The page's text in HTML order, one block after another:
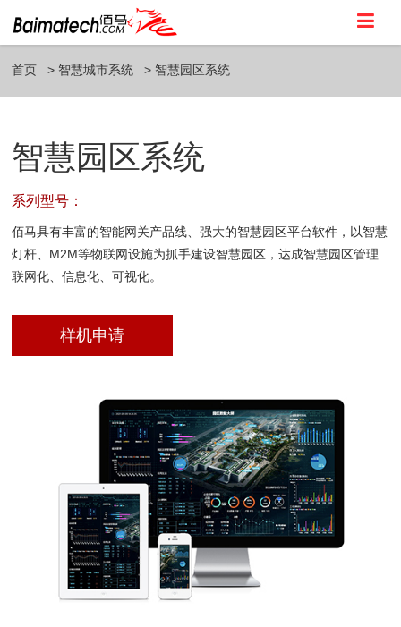
首页 智慧城市系统 智慧园区系统
智慧园区系统
系列型号：
佰马具有丰富的智能网关产品线、强大的智慧园区平台软件，以智慧
灯杆、M2M等物联网设施为抓手建设智慧园区，达成智慧园区管理
联网化、信息化、可视化。
样机申请